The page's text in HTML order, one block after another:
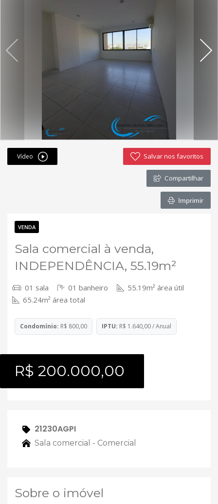
Fichas cadastrais
Hotsites
Política de privacidade
Postagens
Simulador de financiamento
whatsapp
ANUCIE SEU IMOVEL CONOSCO
Contato
Vídeo Salvar nos favoritos
Compartilhar
Imprimir
VENDA
Sala comercial à venda,
INDEPENDÊNCIA, 55.19m²
01 sala 01 banheiro
55.19m² área útil
65.24m² área total
Condomínio: R$ 800,00 IPTU: R$ 1.640,00 / Anual
R$ 200.000,00
21230AGPI
Sala comercial - Comercial
Sobre o imóvel